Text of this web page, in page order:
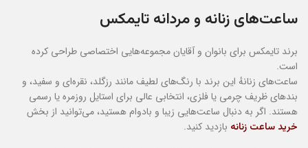
ساعت‌های زنانه و مردانه تایمکس
برند تایمکس برای بانوان و آقایان مجموعه‌هایی اختصاصی طراحی کرده
است.
ساعت‌های زنانهٔ این برند با رنگ‌های لطیف مانند رزگلد، نقره‌ای و سفید، و
بندهای ظریف چرمی یا فلزی، انتخابی عالی برای استایل روزمره یا رسمی
هستند. اگر به دنبال ساعت‌هایی زیبا و بادوام هستید، می‌توانید از بخش
خرید ساعت زنانه بازدید کنید.